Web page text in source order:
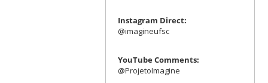
Instagram Direct:
@imagineufsc
YouTube Comments:
@ProjetoImagine